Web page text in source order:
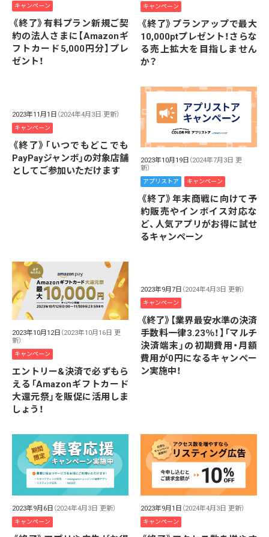
キャンペーン
《終了》有料プラン新規ご契
約の法人さまに【Amazonギ
フトカード5,000円分】プレ
ゼント！
キャンペーン
《終了》プランアップで最大
10,000ptプレゼント！さらな
る売上拡大を目指しません
か？
2023年11月1日 （2024年4月3日 更新）
キャンペーン
《終了》「いつでもどこでも
PayPayジャンボ」の対象店舗
としてご参加いただけます
2023年10月19日 （2024年7月3日 更
新）
アプリストア キャンペーン
《終了》年末商戦に向けて予
約販売やインボイス対応な
ど、人気アプリがお得に試せ
るキャンペーン
2023年10月12日 （2023年10月16日 更
新）
キャンペーン
エントリー&決済で必ずもら
える「Amazonギフトカード
大還元祭」を販促に活用しま
しょう！
2023年9月7日 （2024年4月3日 更新）
キャンペーン
《終了》【業界最安水準の決済
手数料一律3.23％！】「マルチ
決済端末」の初期費用・月額
費用が0円になるキャンペー
ン実施中！
2023年9月6日 （2024年4月3日 更新）
キャンペーン
2023年9月1日 （2024年4月3日 更新）
キャンペーン